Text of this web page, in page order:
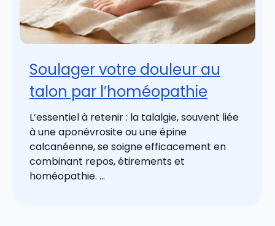
Soulager votre douleur au
talon par l’homéopathie
L’essentiel à retenir : la talalgie, souvent liée
à une aponévrosite ou une épine
calcanéenne, se soigne efficacement en
combinant repos, étirements et
homéopathie. ...